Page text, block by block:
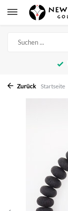
Zurück Startseite